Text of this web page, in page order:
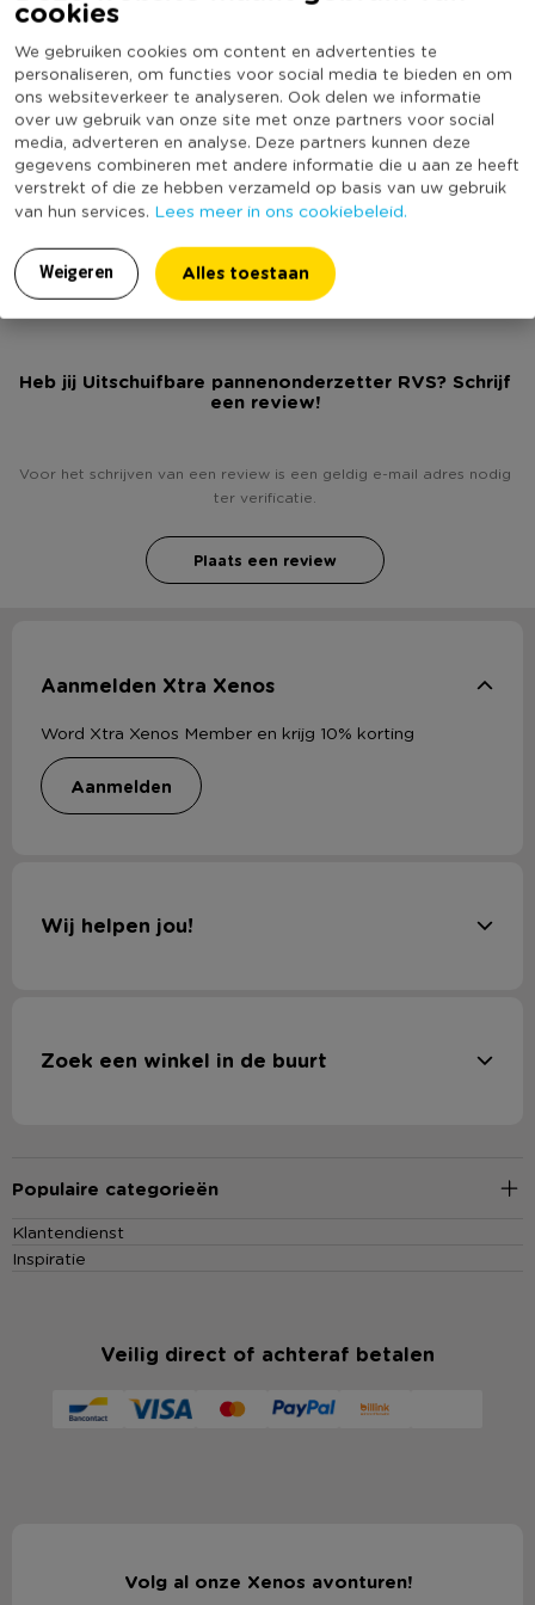
cookies
We gebruiken cookies om content en advertenties te
personaliseren, om functies voor social media te bieden en om
ons websiteverkeer te analyseren. Ook delen we informatie
over uw gebruik van onze site met onze partners voor social
media, adverteren en analyse. Deze partners kunnen deze
gegevens combineren met andere informatie die u aan ze heeft
verstrekt of die ze hebben verzameld op basis van uw gebruik
van hun services. Lees meer in ons cookiebeleid.
Weigeren Alles toestaan
stevige roestvrijstaal weegt niet veel (slechts 240 gram) en
neemt als hij in elkaar is geschoven ook weinig ruimte in je kast
in. De pannenonderzetter is vaatwasserbestendig, dus
schoonmaken is ook zo gebeurd.
*Uitschuifbaar tot 38 centimeter breed *Geschikt voor grote
*Biedt ruimte aan twee kleine pannen *Lichtgewicht
*Roestvrijstaal
Artikelnummer
Online Only
Nee
Materiaal
RVS
Productbreedte (cm)
38
Producthoogte (cm)
Kleur
Zilverkleurig
Duurzaamheidsscore
Heb jij Uitschuifbare pannenonderzetter RVS? Schrijf
een review!
Voor het schrijven van een review is een geldig e-mail adres nodig
ter verificatie.
Plaats een review
Aanmelden Xtra Xenos
Word Xtra Xenos Member en krijg 10% korting
aanmelden
Wij helpen jou!
Zoek een winkel in de buurt
Populaire categorieën
Klantendienst
Inspiratie
Veilig direct of achteraf betalen
Volg al onze Xenos avonturen!